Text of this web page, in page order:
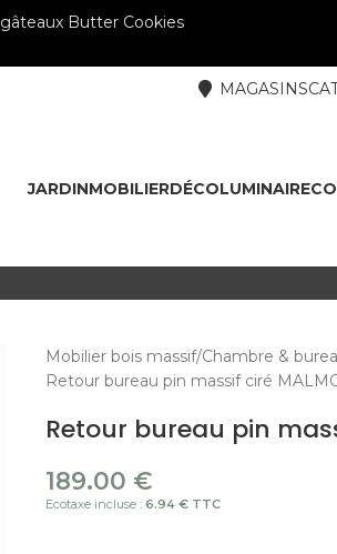
gâteaux Butter Cookies
MAGASINS
JARDINMOBILIERDÉCOLUMINAIRE
Mobilier bois massif Chambre &
Retour bureau pin massif ciré
Retour bureau pin
189.00 €
Ecotaxe incluse :6.94 € TTC